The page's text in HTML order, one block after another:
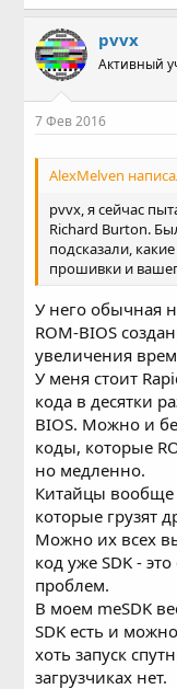
pvvx
Активный
7 Фев 2016
AlexMelven
pvvx, я сейчас
Richard Burton.
подсказали,
прошивки и
У него обычная
ROM-BIOS
увеличения
У меня стоит
кода в десятки
BIOS. Можно и
коды, которые
но медленно.
Китайцы вообще
которые грузят
Можно их всех
код уже SDK -
проблем.
В моем meSDK
SDK есть и
хоть запуск
загрузчиках нет.